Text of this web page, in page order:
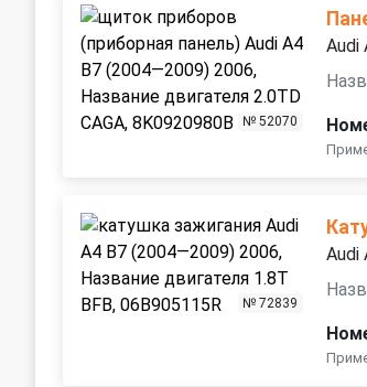
№ 52070
Audi
№ 72839
Audi